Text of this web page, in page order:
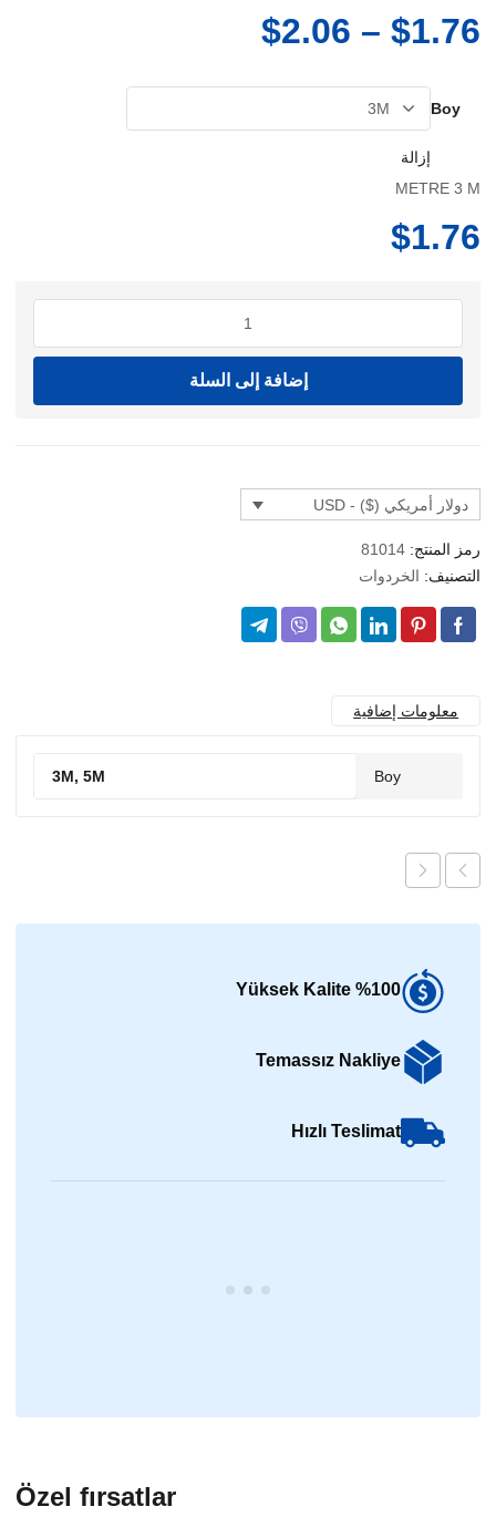
$1.76
–
$2.06 نطاق
من
Boy
إزالة
METRE 3 M
$1.76
METRE
إضافة إلى السلة
دولار أمريكي ($) - USD
رمز المنتج: 81014
التصنيف: الخردوات
معلومات إضافية
Boy
3M, 5M
%100 Yüksek Kalite
Temassız Nakliye
Hızlı Teslimat
Özel fırsatlar